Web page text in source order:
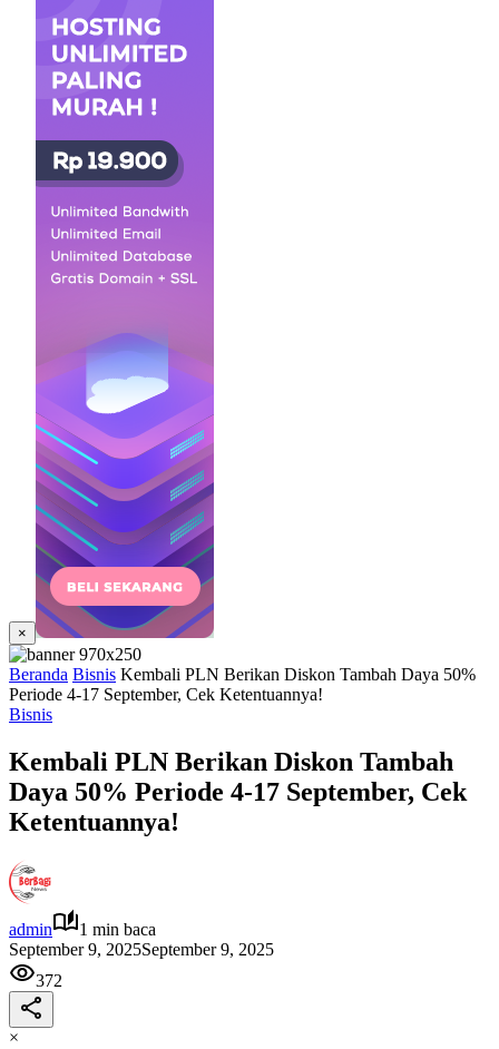
×
Beranda Bisnis Kembali PLN Berikan Diskon Tambah Daya 50%
Periode 4-17 September, Cek Ketentuannya!
Bisnis
Kembali PLN Berikan Diskon Tambah
Daya 50% Periode 4-17 September, Cek
Ketentuannya!
admin
1 min baca
September 9, 2025September 9, 2025
372
×